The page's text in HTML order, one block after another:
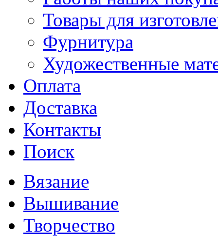
Товары для
Фурнитура
Художественные
Оплата
Доставка
Контакты
Поиск
Вязание
Вышивание
Творчество